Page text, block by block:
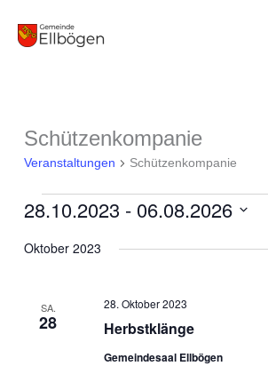
Inhalt
Schützenkompanie
Veranstaltungen Schützenkompanie
Veranstaltungen
28.10.2023 - 06.08.2026
wählen.
Oktober 2023
SA.
28 Herbstklänge
28. Oktober 2023
Gemeindesaal Ellbögen